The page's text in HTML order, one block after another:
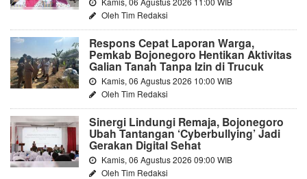
Oleh Tim Redaksi
Respons Cepat Laporan Warga,
Pemkab Bojonegoro Hentikan Aktivitas
Galian Tanah Tanpa Izin di Trucuk
Kamis, 06 Agustus 2026 10:00 WIB
Oleh Tim Redaksi
Sinergi Lindungi Remaja, Bojonegoro
Ubah Tantangan ‘Cyberbullying’ Jadi
Gerakan Digital Sehat
Kamis, 06 Agustus 2026 09:00 WIB
Oleh Tim Redaksi